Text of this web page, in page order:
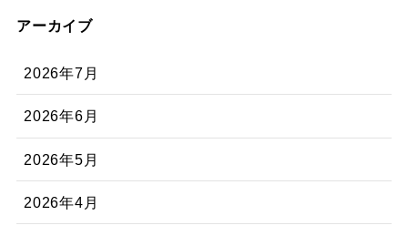
アーカイブ
2026年7月
2026年6月
2026年5月
2026年4月